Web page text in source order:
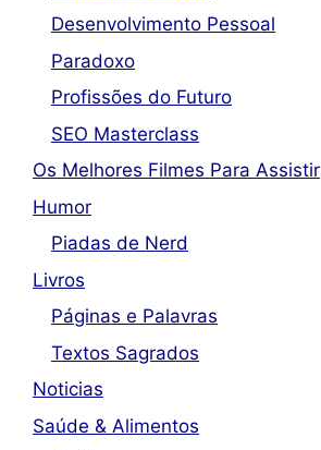
Desenvolvimento Pessoal
Paradoxo
Profissões do Futuro
SEO Masterclass
Os Melhores Filmes Para Assistir
Humor
Piadas de Nerd
Livros
Páginas e Palavras
Textos Sagrados
Noticias
Saúde & Alimentos